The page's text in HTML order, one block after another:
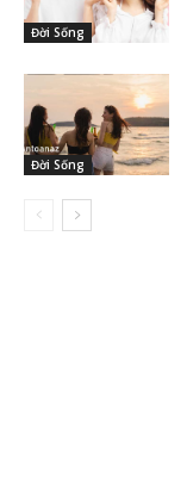
Đời Sống
Đời Sống